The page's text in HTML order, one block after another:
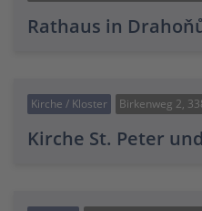
Rathaus in
Kirche / Kloster Birkenweg 2,
Kirche St. Peter